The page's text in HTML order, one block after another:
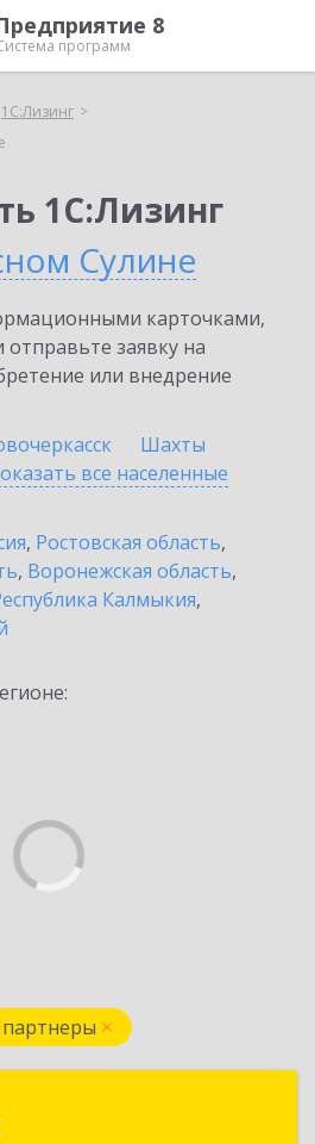
8
программ
1С:Лизинг
1С:Лизинг
Сулине
карточками,
заявку на
или внедрение
Шахты
все населенные
, Ростовская область,
, Воронежская область,
Калмыкия,